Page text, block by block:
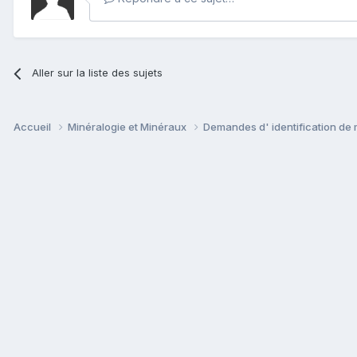
Aller sur la liste des sujets
Accueil Minéralogie et Minéraux Demandes d' identification de